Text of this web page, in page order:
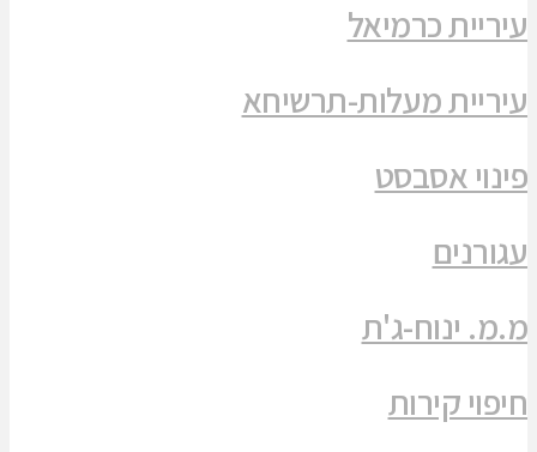
עיריית כרמיאל
עיריית מעלות-תרשיחא
פינוי אסבסט
עגורנים
מ.מ. ינוח-ג'ת
חיפוי קירות